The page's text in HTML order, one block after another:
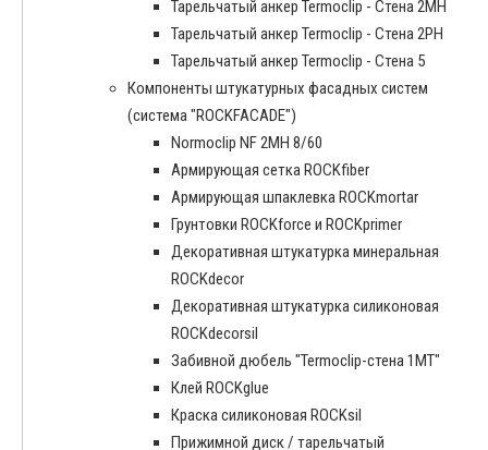
Тарельчатый анкер Termoclip - Стена 2MH
Тарельчатый анкер Termoclip - Стена 2PH
Тарельчатый анкер Termoclip - Стена 5
Компоненты штукатурных фасадных систем
(система "ROCKFACADE")
Normoclip NF 2MH 8/60
Армирующая сетка ROCKfiber
Армирующая шпаклевка ROCKmortar
Грунтовки ROCKforce и ROCKprimer
Декоративная штукатурка минеральная
ROCKdecor
Декоративная штукатурка силиконовая
ROCKdecorsil
Забивной дюбель "Termoclip-стена 1MT"
Клей ROCKglue
Краска силиконовая ROCKsil
Прижимной диск / тарельчатый